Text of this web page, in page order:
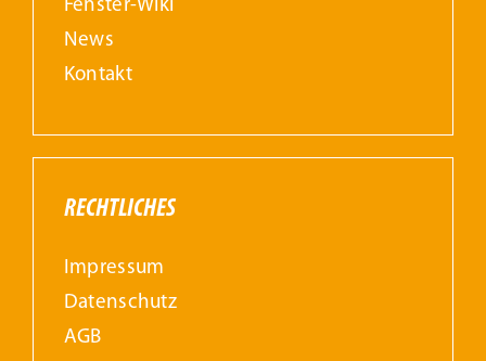
Fenster-Wiki
News
Kontakt
RECHTLICHES
Impressum
Datenschutz
AGB